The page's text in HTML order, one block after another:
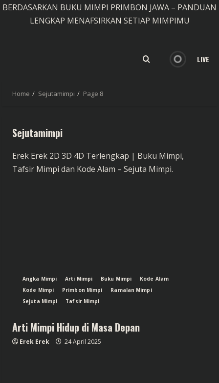
BERDASARKAN BUKU MIMPI PRIMBON JAWA – PANDUAN
LENGKAP MENAFSIRKAN SETIAP MIMPIMU
LIVE
Home Sejutamimpi Page 8
Sejutamimpi
Erek Erek 2D 3D 4D Terlengkap | Buku Mimpi,
Tafsir Mimpi dan Kode Alam – Sejuta Mimpi.
Angka Mimpi Arti Mimpi Buku Mimpi
Kode Alam
Kode Mimpi
Primbon Mimpi
Ramalan Mimpi
Sejuta Mimpi
Tafsir Mimpi
Arti Mimpi Hidup di Masa Depan
Erek Erek 24 April 2025